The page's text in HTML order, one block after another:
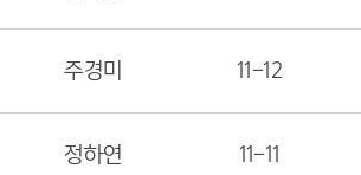
주경미 11-12
정하연 11-11